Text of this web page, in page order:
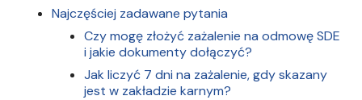
Najczęściej zadawane pytania
Czy mogę złożyć zażalenie na odmowę SDE
i jakie dokumenty dołączyć?
Jak liczyć 7 dni na zażalenie, gdy skazany
jest w zakładzie karnym?